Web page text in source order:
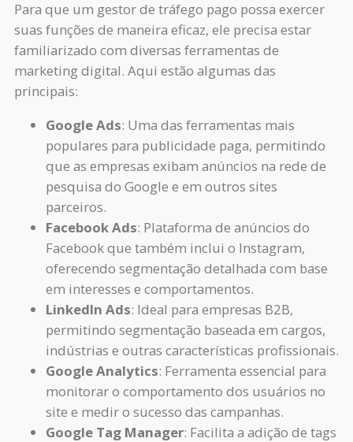
Para que um gestor de tráfego pago possa exercer
suas funções de maneira eficaz, ele precisa estar
familiarizado com diversas ferramentas de
marketing digital. Aqui estão algumas das
principais:
Google Ads: Uma das ferramentas mais
populares para publicidade paga, permitindo
que as empresas exibam anúncios na rede de
pesquisa do Google e em outros sites
parceiros.
Facebook Ads: Plataforma de anúncios do
Facebook que também inclui o Instagram,
oferecendo segmentação detalhada com base
em interesses e comportamentos.
LinkedIn Ads: Ideal para empresas B2B,
permitindo segmentação baseada em cargos,
indústrias e outras características profissionais.
Google Analytics: Ferramenta essencial para
monitorar o comportamento dos usuários no
site e medir o sucesso das campanhas.
Google Tag Manager: Facilita a adição de tags